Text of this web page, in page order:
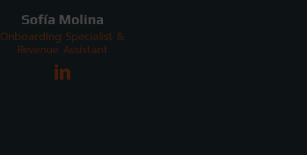
Sofía Molina
Onboarding Specialist &
Revenue Assistant